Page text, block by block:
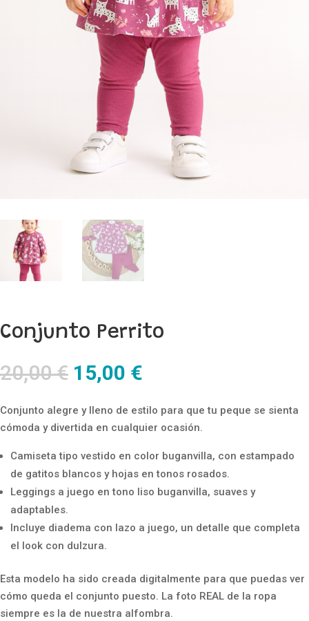
Conjunto Perrito
20,00€ El
precio
original
era:
20,00 €.
15,00 €
actual
es:
Conjunto alegre y lleno de estilo para que tu peque se sienta
cómoda y divertida en cualquier ocasión.
Camiseta tipo vestido en color buganvilla, con estampado
de gatitos blancos y hojas en tonos rosados.
Leggings a juego en tono liso buganvilla, suaves y
adaptables.
Incluye diadema con lazo a juego, un detalle que completa
el look con dulzura.
Esta modelo ha sido creada digitalmente para que puedas ver
cómo queda el conjunto puesto. La foto REAL de la ropa
siempre es la de nuestra alfombra.